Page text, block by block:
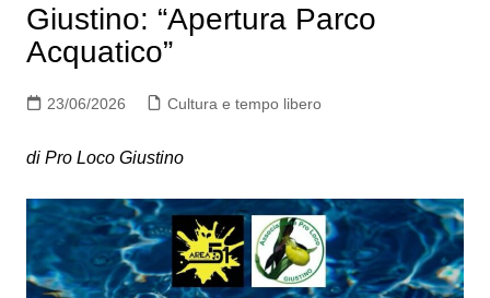
Giustino: “Apertura Parco
Acquatico”
23/06/2026 Cultura e tempo libero
di Pro Loco Giustino